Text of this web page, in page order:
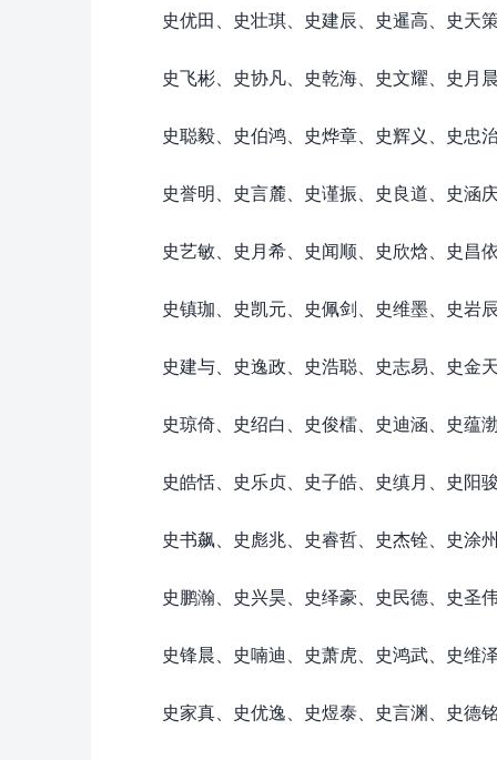
史优田、史壮琪、史建辰、史暹高、史天策
史飞彬、史协凡、史乾海、史文耀、史月晨
史聪毅、史伯鸿、史烨章、史辉义、史忠治
史誉明、史言麓、史谨振、史良道、史涵庆
史艺敏、史月希、史闻顺、史欣焓、史昌依
史镇珈、史凯元、史佩剑、史维墨、史岩辰
史建与、史逸政、史浩聪、史志易、史金天
史琼倚、史绍白、史俊檑、史迪涵、史蕴渤
史皓恬、史乐贞、史子皓、史缜月、史阳骏
史书飙、史彪兆、史睿哲、史杰铨、史涂州
史鹏瀚、史兴昊、史绎豪、史民德、史圣伟
史锋晨、史喃迪、史萧虎、史鸿武、史维泽
史家真、史优逸、史煜泰、史言渊、史德铭